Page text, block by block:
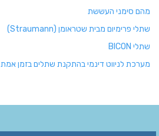
מהם סימני העששת
שתלי פרימיום מבית שטראומן (Straumann)
שתלי BICON
מערכת לניווט דינמי בהתקנת שתלים בזמן אמת NAVIDENT